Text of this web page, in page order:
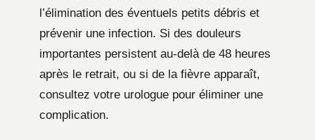
l’élimination des éventuels petits débris et
prévenir une infection. Si des douleurs
importantes persistent au-delà de 48 heures
après le retrait, ou si de la fièvre apparaît,
consultez votre urologue pour éliminer une
complication.